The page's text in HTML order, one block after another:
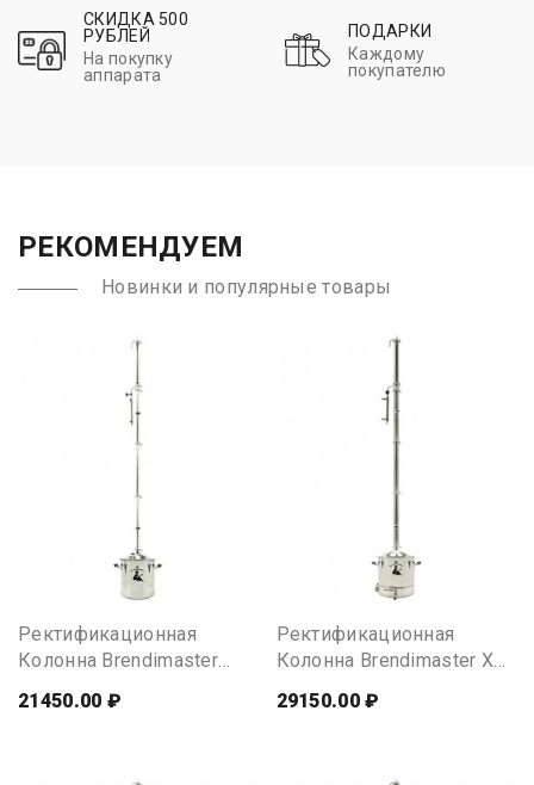
СКИДКА 500
РУБЛЕЙ
На покупку
аппарата
ПОДАРКИ
Каждому
покупателю
РЕКОМЕНДУЕМ
Новинки и популярные товары
Ректификационная
Колонна Brendimaster
21450.00 ₽
Ректификационная
Колонна Brendimaster XO,
29150.00 ₽